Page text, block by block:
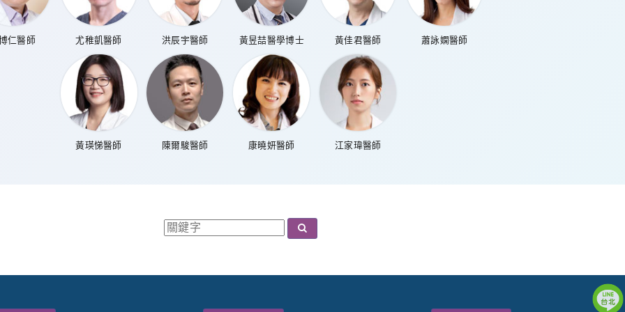
仁醫師 尤稚凱醫師 洪辰宇醫師 黃昱喆醫學博士 黃佳君醫師 蕭詠嫻醫師
黃瑛悌醫師 陳爾駿醫師 康曉妍醫師 江家瑋醫師